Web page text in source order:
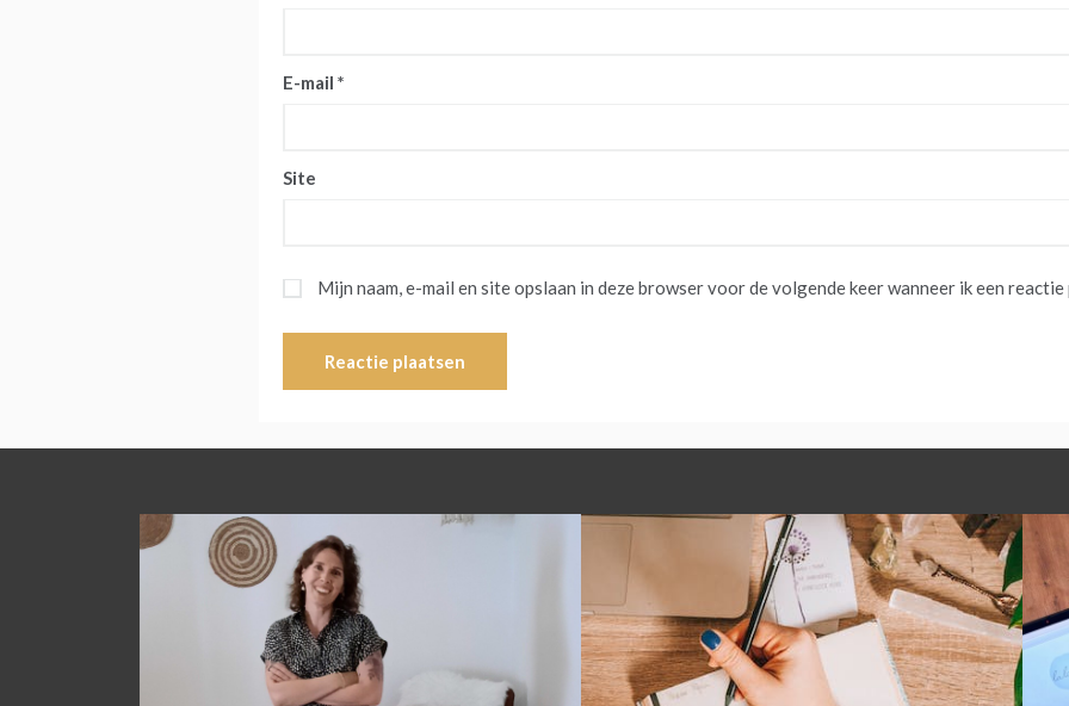
E-mail *
Site
Mijn naam, e-mail en site opslaan in deze browser voor de volgende keer wanneer ik een reactie